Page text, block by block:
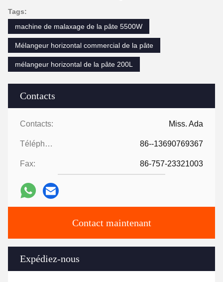
Contacts
Contacts: Miss. Ada
Téléphone: 86--13690769367
Fax: 86-757-23321003
Contact maintenant
Expédiez-nous
Tags:
machine de malaxage de la pâte 5500W
Mélangeur horizontal commercial de la pâte
mélangeur horizontal de la pâte 200L